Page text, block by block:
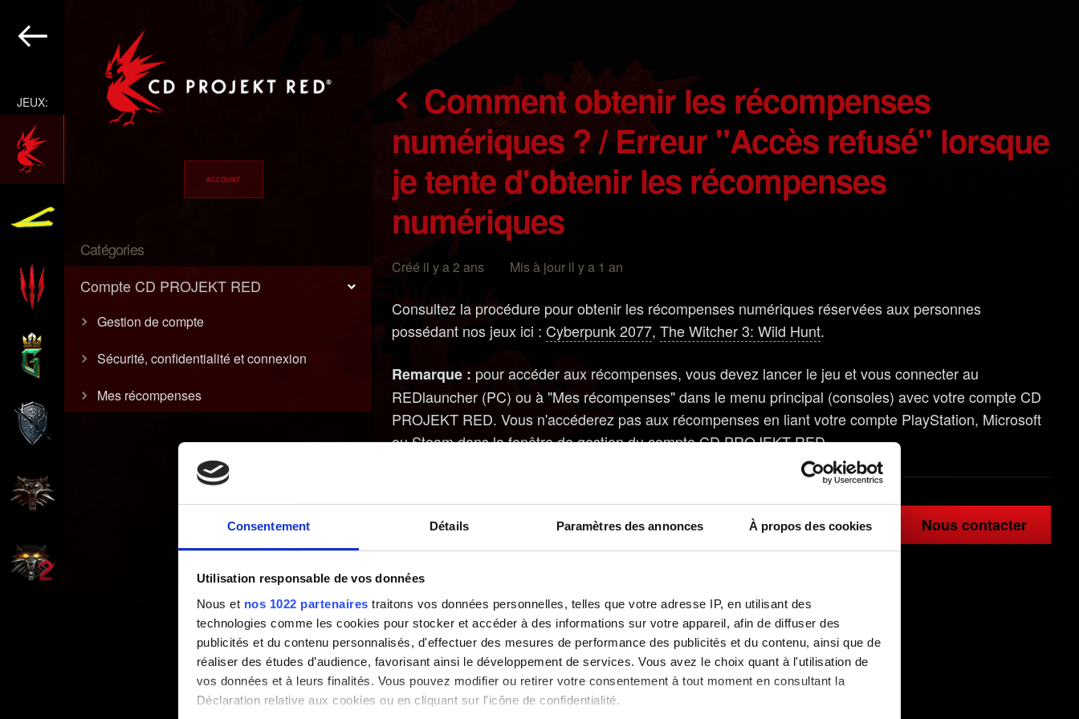
Consentement Détails Paramètres des annonces À propos des cookies
Utilisation responsable de vos données
Nous et nos 1022 partenaires traitons vos données personnelles, telles que votre adresse IP, en utilisant des
technologies comme les cookies pour stocker et accéder à des informations sur votre appareil, afin de diffuser des
publicités et du contenu personnalisés, d'effectuer des mesures de performance des publicités et du contenu, ainsi que de
réaliser des études d’audience, favorisant ainsi le développement de services. Vous avez le choix quant à l'utilisation de
vos données et à leurs finalités. Vous pouvez modifier ou retirer votre consentement à tout moment en consultant la
Déclaration relative aux cookies ou en cliquant sur l'icône de confidentialité.
JEUX:
Catégories
Compte CD PROJEKT RED
Gestion de compte
Sécurité, confidentialité et connexion
Mes récompenses
Comment obtenir les récompenses
numériques ? / Erreur "Accès refusé" lorsque
je tente d'obtenir les récompenses
numériques
Créé il y a 2 ans Mis à jour il y a 1 an
Consultez la procédure pour obtenir les récompenses numériques réservées aux personnes
possédant nos jeux ici : Cyberpunk 2077,The Witcher 3: Wild Hunt.
Remarque : pour accéder aux récompenses, vous devez lancer le jeu et vous connecter au
REDlauncher (PC) ou à "Mes récompenses" dans le menu principal (consoles) avec votre compte CD
PROJEKT RED. Vous n'accéderez pas aux récompenses en liant votre compte PlayStation, Microsoft
ou Steam dans la fenêtre de gestion du compte CD PROJEKT RED.
Besoin d'aide ? Nous contacter